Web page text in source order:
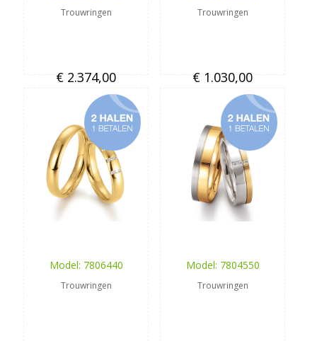
Trouwringen
€ 2.374,00
Trouwringen
€ 1.030,00
Model: 7806440
Trouwringen
Model: 7804550
Trouwringen